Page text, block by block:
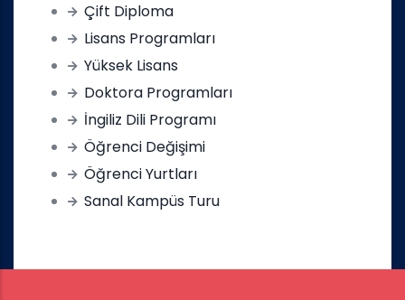
Çift Diploma
Lisans Programları
Yüksek Lisans
Doktora Programları
İngiliz Dili Programı
Öğrenci Değişimi
Öğrenci Yurtları
Sanal Kampüs Turu